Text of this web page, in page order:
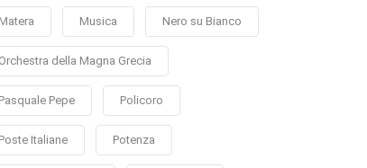
Matera Musica Nero su Bianco
Orchestra della Magna Grecia
Pasquale Pepe Policoro
Poste Italiane Potenza